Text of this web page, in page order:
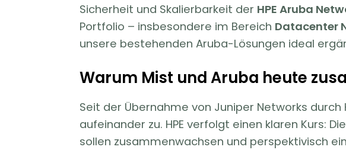
Sicherheit und Skalierbarkeit der HPE Aruba
Portfolio – insbesondere im Bereich Datacenter
unsere bestehenden Aruba-Lösungen ideal
Warum Mist und Aruba heute
Seit der Übernahme von Juniper Networks
aufeinander zu. HPE verfolgt einen klaren Kurs:
sollen zusammenwachsen und perspektivisch